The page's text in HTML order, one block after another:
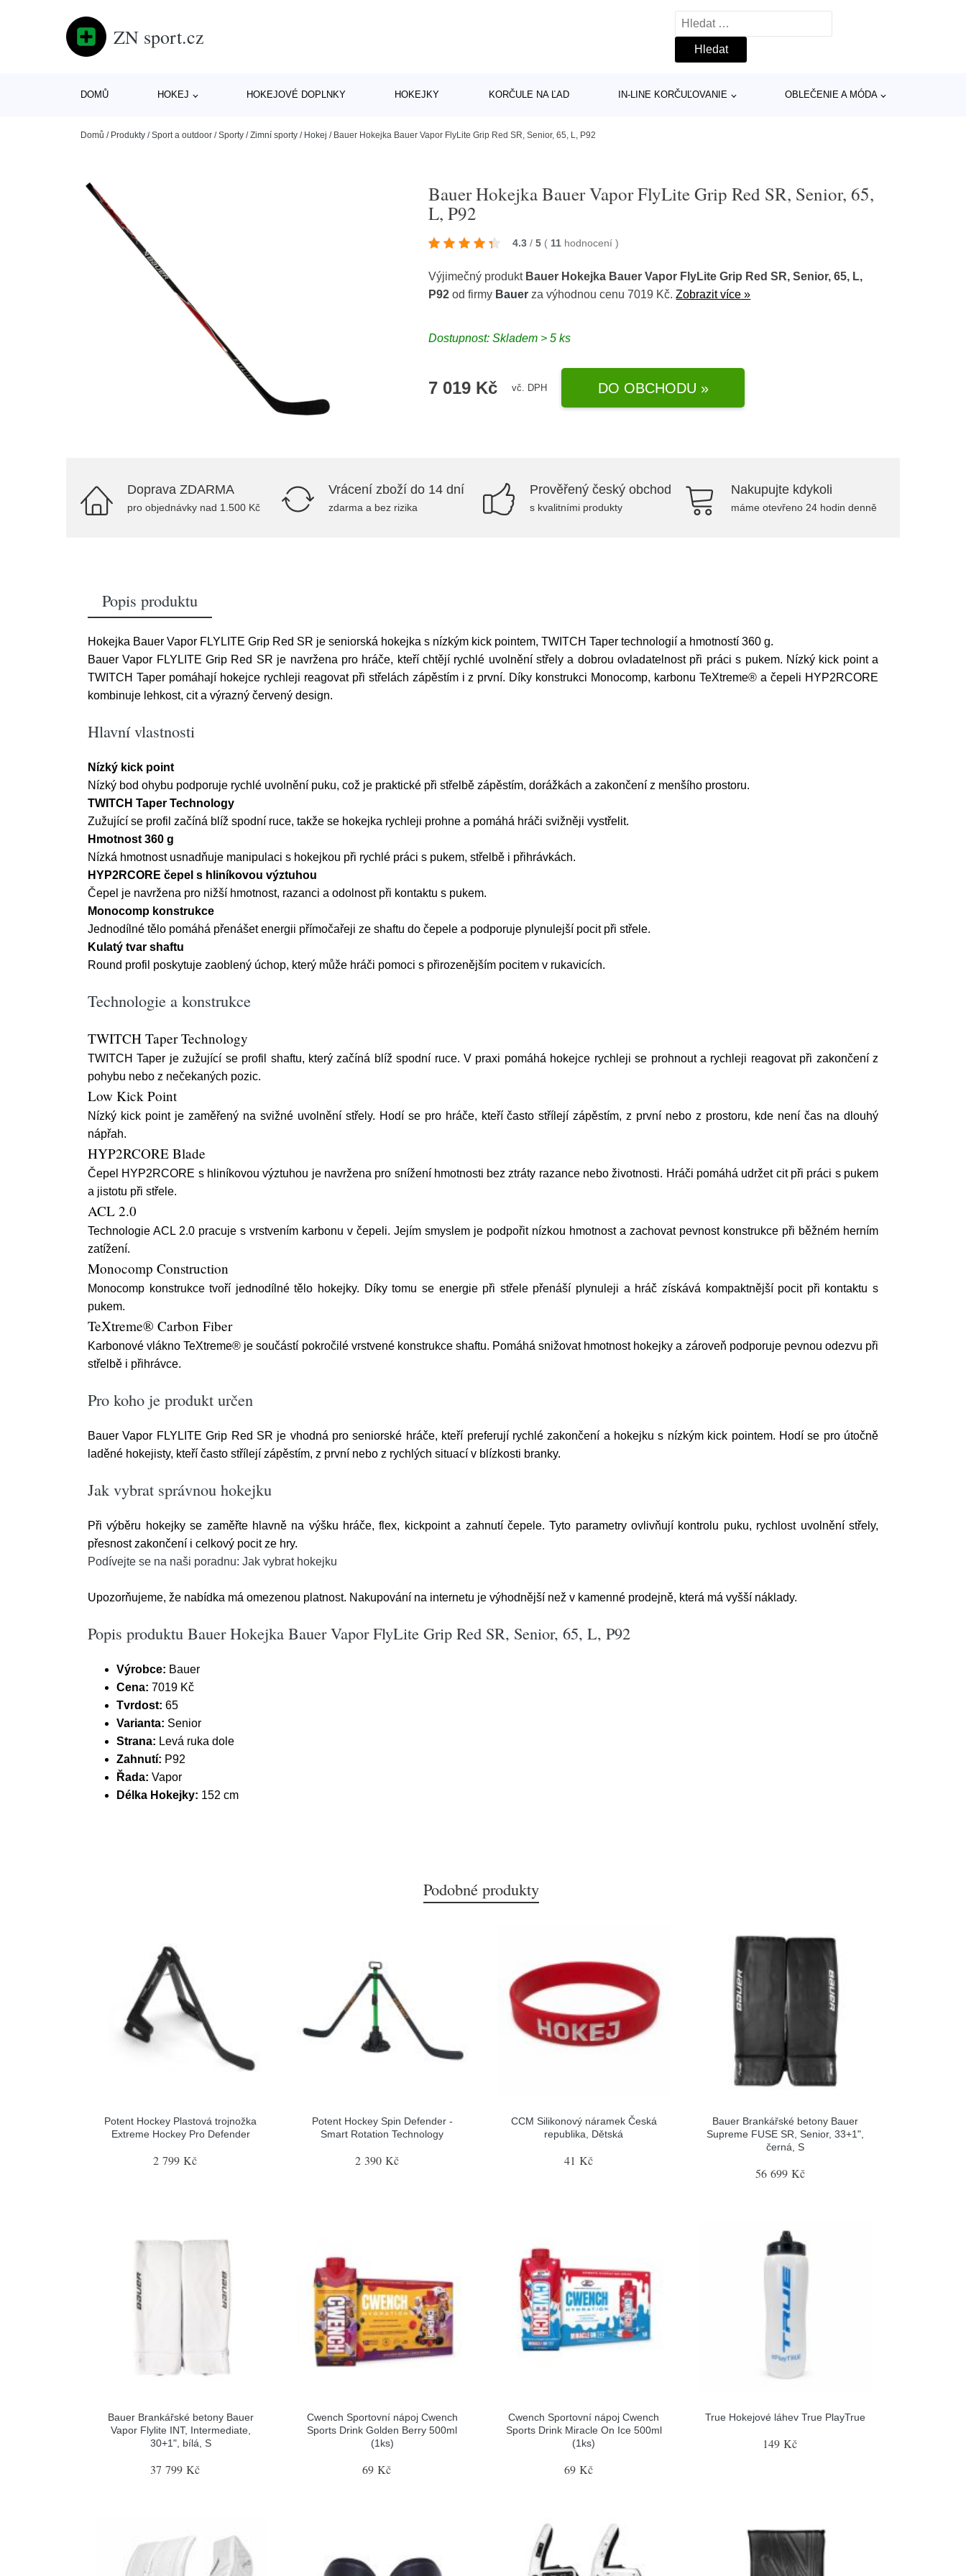
ZN sport.cz
Vyhledávání
DOMŮ HOKEJ HOKEJOVÉ DOPLNKY HOKEJKY KORČULE NA ĽAD IN-LINE KORČUĽOVANIE OBLEČENIE A MÓDA
Domů / Produkty /Sport a outdoor /Sporty /Zimní sporty / Hokej / Bauer Hokejka Bauer Vapor FlyLite Grip Red SR, Senior, 65, L, P92
Bauer Hokejka Bauer Vapor FlyLite Grip Red SR, Senior, 65,
L, P92
4.3 / 5 ( 11 hodnocení)
Výjimečný produkt Bauer Hokejka Bauer Vapor FlyLite Grip Red SR, Senior, 65, L,
P92 od firmy Bauer za výhodnou cenu 7019 Kč.Zobrazit více »
Dostupnost: Skladem > 5 ks
7 019 Kč vč. DPH DO OBCHODU »
Doprava ZDARMA
pro objednávky nad 1.500 Kč
Vrácení zboží do 14 dní
zdarma a bez rizika
Prověřený český obchod
s kvalitními produkty
Nakupujte kdykoli
máme otevřeno 24 hodin denně
Popis produktu
Hokejka Bauer Vapor FLYLITE Grip Red SR je seniorská hokejka s nízkým kick pointem, TWITCH Taper technologií a hmotností 360 g.
Bauer Vapor FLYLITE Grip Red SR je navržena pro hráče, kteří chtějí rychlé uvolnění střely a dobrou ovladatelnost při práci s pukem. Nízký kick point a
TWITCH Taper pomáhají hokejce rychleji reagovat při střelách zápěstím i z první. Díky konstrukci Monocomp, karbonu TeXtreme® a čepeli HYP2RCORE
kombinuje lehkost, cit a výrazný červený design.
Hlavní vlastnosti
Nízký kick point
Nízký bod ohybu podporuje rychlé uvolnění puku, což je praktické při střelbě zápěstím, dorážkách a zakončení z menšího prostoru.
TWITCH Taper Technology
Zužující se profil začíná blíž spodní ruce, takže se hokejka rychleji prohne a pomáhá hráči svižněji vystřelit.
Hmotnost 360 g
Nízká hmotnost usnadňuje manipulaci s hokejkou při rychlé práci s pukem, střelbě i přihrávkách.
HYP2RCORE čepel s hliníkovou výztuhou
Čepel je navržena pro nižší hmotnost, razanci a odolnost při kontaktu s pukem.
Monocomp konstrukce
Jednodílné tělo pomáhá přenášet energii přímočařeji ze shaftu do čepele a podporuje plynulejší pocit při střele.
Kulatý tvar shaftu
Round profil poskytuje zaoblený úchop, který může hráči pomoci s přirozenějším pocitem v rukavicích.
Technologie a konstrukce
TWITCH Taper Technology
TWITCH Taper je zužující se profil shaftu, který začíná blíž spodní ruce. V praxi pomáhá hokejce rychleji se prohnout a rychleji reagovat při zakončení z
pohybu nebo z nečekaných pozic.
Low Kick Point
Nízký kick point je zaměřený na svižné uvolnění střely. Hodí se pro hráče, kteří často střílejí zápěstím, z první nebo z prostoru, kde není čas na dlouhý
nápřah.
HYP2RCORE Blade
Čepel HYP2RCORE s hliníkovou výztuhou je navržena pro snížení hmotnosti bez ztráty razance nebo životnosti. Hráči pomáhá udržet cit při práci s pukem
a jistotu při střele.
ACL 2.0
Technologie ACL 2.0 pracuje s vrstvením karbonu v čepeli. Jejím smyslem je podpořit nízkou hmotnost a zachovat pevnost konstrukce při běžném herním
zatížení.
Monocomp Construction
Monocomp konstrukce tvoří jednodílné tělo hokejky. Díky tomu se energie při střele přenáší plynuleji a hráč získává kompaktnější pocit při kontaktu s
pukem.
TeXtreme® Carbon Fiber
Karbonové vlákno TeXtreme® je součástí pokročilé vrstvené konstrukce shaftu. Pomáhá snižovat hmotnost hokejky a zároveň podporuje pevnou odezvu při
střelbě i přihrávce.
Pro koho je produkt určen
Bauer Vapor FLYLITE Grip Red SR je vhodná pro seniorské hráče, kteří preferují rychlé zakončení a hokejku s nízkým kick pointem. Hodí se pro útočně
laděné hokejisty, kteří často střílejí zápěstím, z první nebo z rychlých situací v blízkosti branky.
Jak vybrat správnou hokejku
Při výběru hokejky se zaměřte hlavně na výšku hráče, flex, kickpoint a zahnutí čepele. Tyto parametry ovlivňují kontrolu puku, rychlost uvolnění střely,
přesnost zakončení i celkový pocit ze hry.
Podívejte se na naši poradnu: Jak vybrat hokejku
Upozorňujeme, že nabídka má omezenou platnost. Nakupování na internetu je výhodnější než v kamenné prodejně, která má vyšší náklady.
Popis produktu Bauer Hokejka Bauer Vapor FlyLite Grip Red SR, Senior, 65, L, P92
Výrobce: Bauer
Cena: 7019 Kč
Tvrdost: 65
Varianta: Senior
Strana: Levá ruka dole
Zahnutí: P92
Řada: Vapor
Délka Hokejky: 152 cm
Podobné produkty
Potent Hockey Plastová trojnožka
Extreme Hockey Pro Defender
2 799 Kč
Potent Hockey Spin Defender -
Smart Rotation Technology
2 390 Kč
CCM Silikonový náramek Česká
republika, Dětská
41 Kč
Bauer Brankářské betony Bauer
Supreme FUSE SR, Senior, 33+1",
černá, S
56 699 Kč
Bauer Brankářské betony Bauer
Vapor Flylite INT, Intermediate,
30+1", bílá, S
37 799 Kč
Cwench Sportovní nápoj Cwench
Sports Drink Golden Berry 500ml
(1ks)
69 Kč
Cwench Sportovní nápoj Cwench
Sports Drink Miracle On Ice 500ml
(1ks)
69 Kč
True Hokejové láhev True PlayTrue
149 Kč